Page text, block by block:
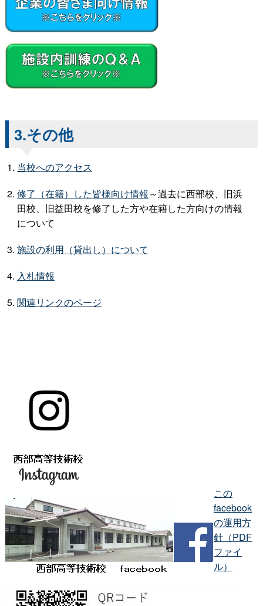
3.その他
当校へのアクセス
修了（在籍）した皆様向け情報 ～過去に西部校、旧浜
田校、旧益田校を修了した方や在籍した方向けの情報
について
施設の利用（貸出し）について
入札情報
関連リンクのページ
この
facebook
の運用方
針（PDF
ファイ
ル）